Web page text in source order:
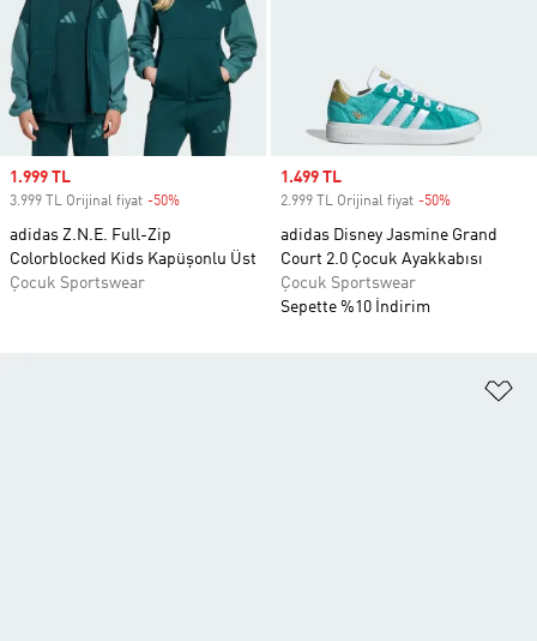
Sale price
1.999 TL
3.999 TL Orijinal fiyat -50%
adidas Z.N.E. Full-Zip
Colorblocked Kids Kapüşonlu Üst
Çocuk Sportswear
Sale price
1.499 TL
2.999 TL Orijinal fiyat -50%
adidas Disney Jasmine Grand
Court 2.0 Çocuk Ayakkabısı
Çocuk Sportswear
Sepette %10 İndirim